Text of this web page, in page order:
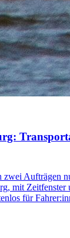
zwei Aufträgen
mit Zeitfenster
für